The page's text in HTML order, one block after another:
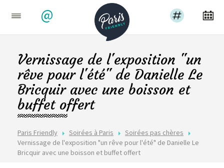
@
Paris Friendly Soirées à Paris
Soirées pas chères
Vernissage de l'exposition "un rêve pour l'été" de Danielle Le
Bricquir avec une boisson et buffet offert
Vernissage de l'exposition "un
rêve pour l'été" de Danielle Le
Bricquir avec une boisson et
buffet offert